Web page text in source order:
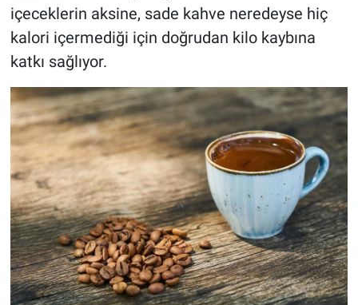
içeceklerin aksine, sade kahve neredeyse hiç
kalori içermediği için doğrudan kilo kaybına
katkı sağlıyor.